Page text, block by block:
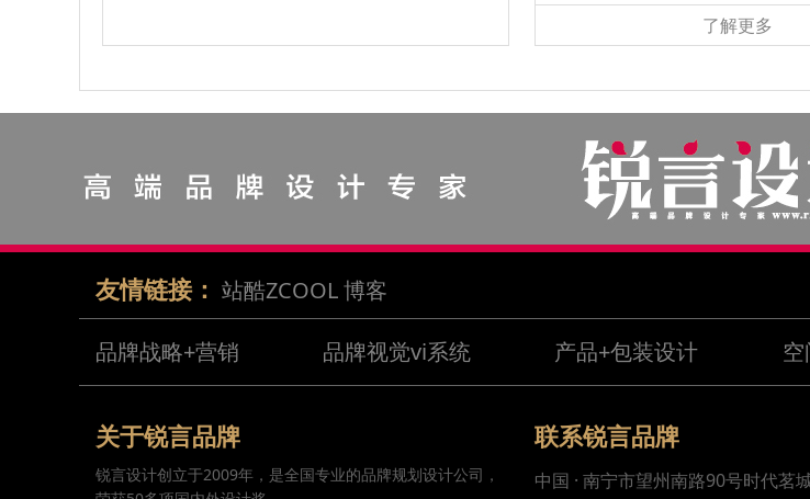
了解更多
友情链接： 站酷ZCOOL博客
品牌战略+营销 品牌视觉vi系统 产品+包装设计
关于锐言品牌
锐言设计创立于2009年，是全国专业的品牌规划设计公司，
联系锐言品牌
中国 · 南宁市望州南路90号时代茗